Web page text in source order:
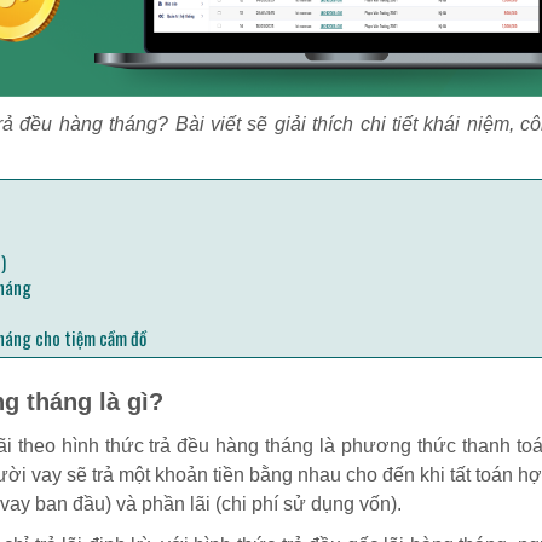
đều hàng tháng? Bài viết sẽ giải thích chi tiết khái niệm,
cho tiệm cầm đồ
tháng là gì?
theo hình thức trả đều hàng tháng là phương thức thanh
vay sẽ trả một khoản tiền bằng nhau cho đến khi tất toán
ban đầu) và phần lãi (chi phí sử dụng vốn).